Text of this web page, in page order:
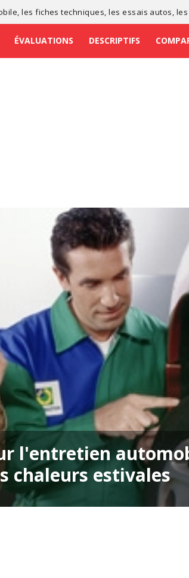
, lesfiches techniques , lesessais autos , les
ÉVALUATIONS DESCRIPTIFS
l'entretien
chaleurs estivales